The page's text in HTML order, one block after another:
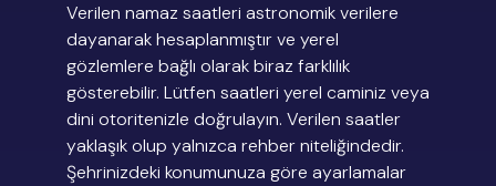
Verilen namaz saatleri astronomik verilere
dayanarak hesaplanmıştır ve yerel
gözlemlere bağlı olarak biraz farklılık
gösterebilir. Lütfen saatleri yerel caminiz veya
dini otoritenizle doğrulayın. Verilen saatler
yaklaşık olup yalnızca rehber niteliğindedir.
Şehrinizdeki konumunuza göre ayarlamalar